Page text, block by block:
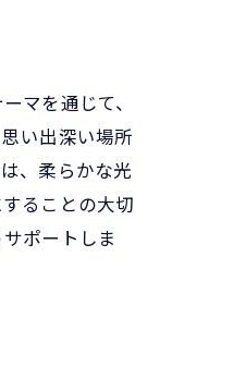
マを通じて、
い出深い場所
、柔らかな光
ることの大切
ポートしま